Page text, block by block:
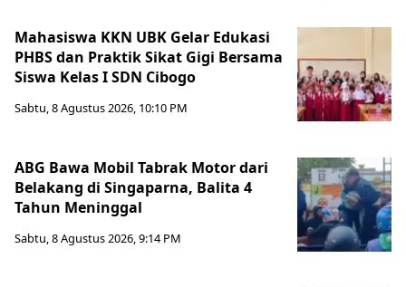
Mahasiswa KKN UBK Gelar Edukasi
PHBS dan Praktik Sikat Gigi Bersama
Siswa Kelas I SDN Cibogo
Sabtu, 8 Agustus 2026, 10:10 PM
ABG Bawa Mobil Tabrak Motor dari
Belakang di Singaparna, Balita 4
Tahun Meninggal
Sabtu, 8 Agustus 2026, 9:14 PM